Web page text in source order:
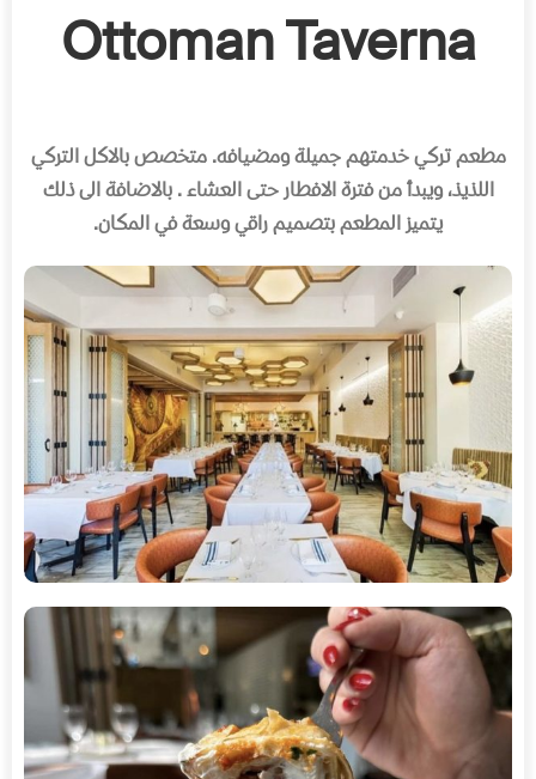
Ottoman Taverna
مطعم تركي خدمتهم جميلة ومضيافه.متخصص بالاكل التركي
اللذيذ، ويبدأ من فترة الافطار حتى العشاء.بالاضافة الى ذلك
يتميز المطعم بتصميم راقي وسعة في المكان.